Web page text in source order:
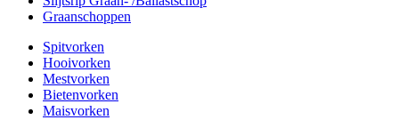
Graanschoppen
Spitvorken
Hooivorken
Mestvorken
Bietenvorken
Maisvorken